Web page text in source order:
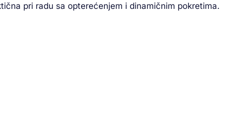
pri radu sa opterećenjem i dinamičnim pokretima.